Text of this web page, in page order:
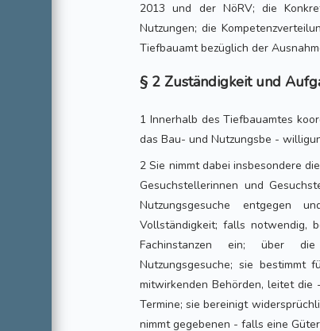
2013 und der NöRV; die
Nutzungen; die
Tiefbauamt bezüglich der
§ 2 Zuständigkeit und
1 Innerhalb des Tiefbauamtes
das Bau- und Nutzungsbe -
2 Sie nimmt dabei insbesondere
Gesuchstellerinnen und
Nutzungsgesuche entgegen
Vollständigkeit; falls notwendig,
Fachinstanzen ein; über
Nutzungsgesuche; sie bestimmt
mitwirkenden Behörden, leitet die
Termine; sie bereinigt
nimmt gegebenen - falls eine